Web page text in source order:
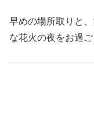
早めの場所取りと
な花火の夜をお過